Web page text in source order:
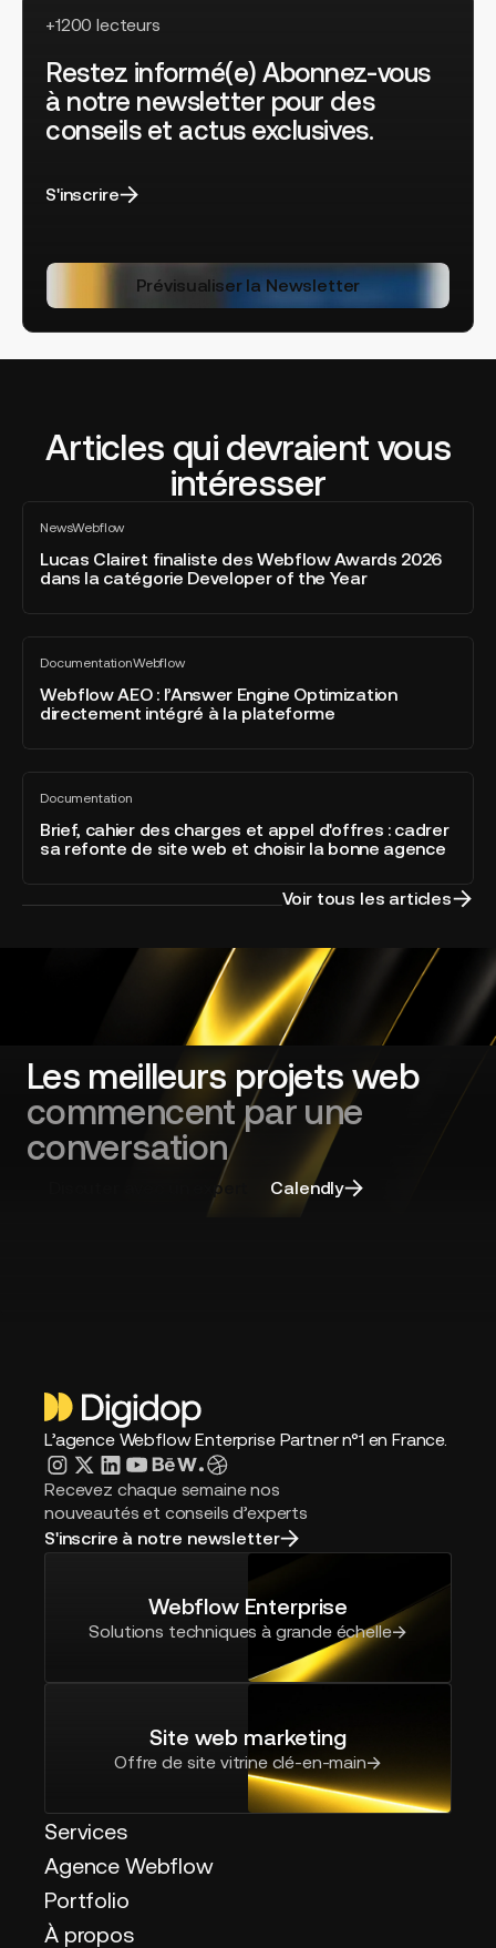
+1200 lecteurs
Restez informé(e) Abonnez-vous
à notre newsletter pour des
conseils et actus exclusives.
S'inscrire
Prévisualiser la Newsletter
Articles qui devraient vous
intéresser
NewsWebflow
Tout
voir
Lucas Clairet finaliste des Webflow Awards 2026
dans la catégorie Developer of the Year
Lucas
Clairet
finaliste
des
dans
catégorie
Developer
of
the
DocumentationWebflow
Tout
voir
Webflow AEO : l’Answer Engine Optimization
directement intégré à la plateforme
Webflow
AEO
l’Answer
intégré
plateforme
Documentation
Tout
voir
Brief, cahier des charges et appel d'offres : cadrer
sa refonte de site web et choisir la bonne agence
Brief,
cahier
des
charges
site
web
et
choisir
la
Voir tous les articles
Les meilleurs projets web
commencent par une
conversation
Discuter avec un expert Calendly
L’agence Webflow Enterprise Partner n°1 en France.
Recevez chaque semaine nos
nouveautés et conseils d’experts
S'inscrire à notre newsletter
Webflow Enterprise
Solutions techniques à grande échelle
Site web marketing
Offre de site vitrine clé-en-main
Services
Agence Webflow
Portfolio
À propos